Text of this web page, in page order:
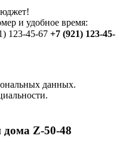
и удобное время:
123-45-67 +7 (921) 123-45-
данных.
дома Z-50-48